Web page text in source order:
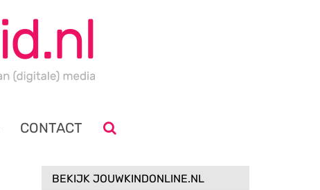
CONTACT
BEKIJK JOUWKINDONLINE.NL